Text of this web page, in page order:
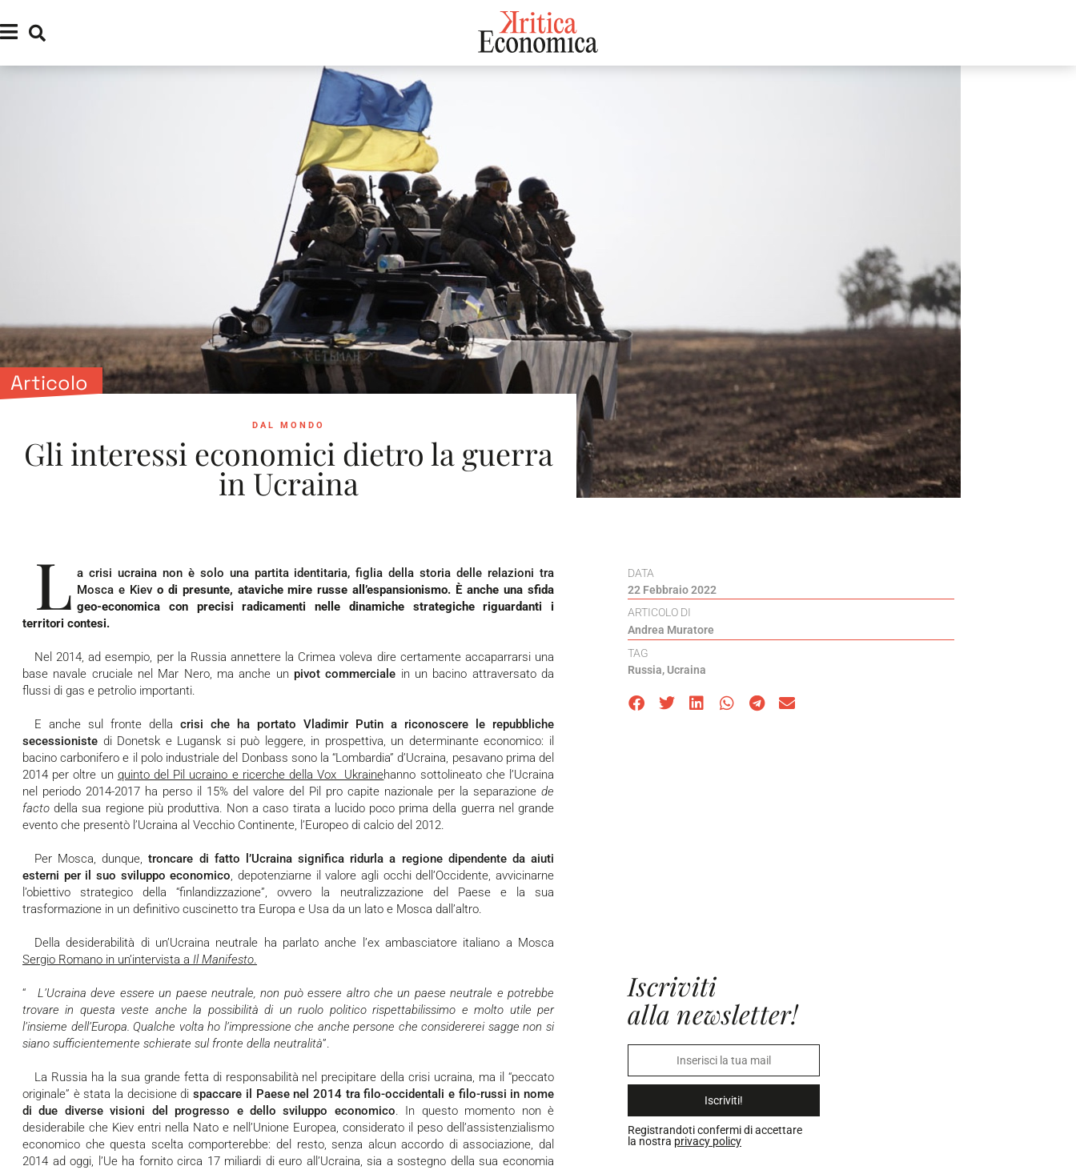
Articolo
DAL MONDO
Gli interessi economici dietro la guerra
in Ucraina
L a crisi ucraina non è solo una partita identitaria, figlia della storia delle relazioni tra
Mosca e Kiev o di presunte, ataviche mire russe all’espansionismo. È anche una sfida
geo-economica con precisi radicamenti nelle dinamiche strategiche riguardanti i
territori contesi.
Nel 2014, ad esempio, per la Russia annettere la Crimea voleva dire certamente accaparrarsi una
base navale cruciale nel Mar Nero, ma anche un pivot commerciale in un bacino attraversato da
flussi di gas e petrolio importanti.
E anche sul fronte della crisi che ha portato Vladimir Putin a riconoscere le repubbliche
secessioniste di Donetsk e Lugansk si può leggere, in prospettiva, un determinante economico: il
bacino carbonifero e il polo industriale del Donbass sono la “Lombardia” d’Ucraina, pesavano prima del
2014 per oltre un quinto del Pil ucraino e ricerche della Vox Ukrainehanno sottolineato che l’Ucraina
nel periodo 2014-2017 ha perso il 15% del valore del Pil pro capite nazionale per la separazione de
factodella sua regione più produttiva. Non a caso tirata a lucido poco prima della guerra nel grande
evento che presentò l’Ucraina al Vecchio Continente, l’Europeo di calcio del 2012.
Per Mosca, dunque,troncare di fatto l’Ucraina significa ridurla a regione dipendente da aiuti
esterni per il suo sviluppo economico, depotenziarne il valore agli occhi dell’Occidente, avvicinarne
l’obiettivo strategico della “finlandizzazione”, ovvero la neutralizzazione del Paese e la sua
trasformazione in un definitivo cuscinetto tra Europa e Usa da un lato e Mosca dall’altro.
Della desiderabilità di un’Ucraina neutrale ha parlato anche l’ex ambasciatore italiano a Mosca
Sergio Romano in un’intervista a Il Manifesto.
“
L’Ucraina deve essere un paese neutrale, non può essere altro che un paese neutrale e potrebbe
trovare in questa veste anche la possibilità di un ruolo politico rispettabilissimo e molto utile per
l’insieme dell’Europa. Qualche volta ho l’impressione che anche persone che considererei sagge non si
siano sufficientemente schierate sul fronte della neutralità”.
La Russia ha la sua grande fetta di responsabilità nel precipitare della crisi ucraina, ma il “peccato
originale” è stata la decisione dispaccare il Paese nel 2014 tra filo-occidentali e filo-russi in nome
di due diverse visioni del progresso e dello sviluppo economico. In questo momento non è
desiderabile che Kiev entri nella Nato e nell’Unione Europea, considerato il peso dell’assistenzialismo
economico che questa scelta comporterebbe: del resto, senza alcun accordo di associazione, dal
2014 ad oggi, l’Ue ha fornito circa 17 miliardi di euro all’Ucraina, sia a sostegno della sua economia
DATA
22 Febbraio 2022
ARTICOLO DI
Andrea Muratore
TAG
Russia, Ucraina
Iscriviti
alla newsletter!
Iscriviti!
Registrandoti confermi di accettare
la nostra privacy policy